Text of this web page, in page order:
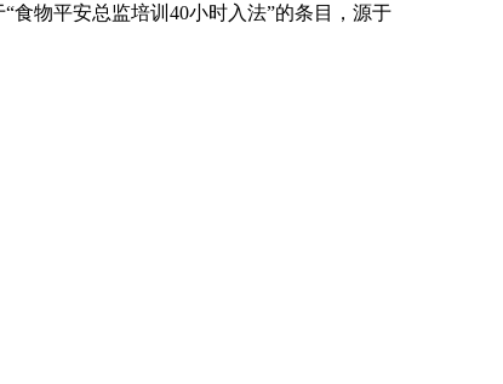
物平安总监培训40小时入法”的条目，源于